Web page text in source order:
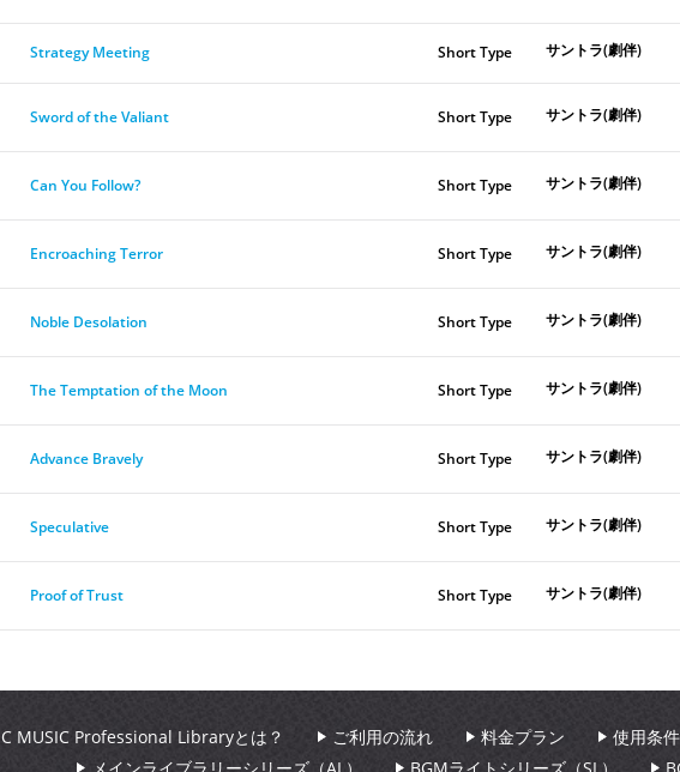
Strategy Meeting Short Type サントラ(劇伴)
Sword of the Valiant Short Type サントラ(劇伴)
Can You Follow? Short Type サントラ(劇伴)
Encroaching Terror Short Type サントラ(劇伴)
Noble Desolation Short Type サントラ(劇伴)
The Temptation of the Moon Short Type サントラ(劇伴)
Advance Bravely Short Type サントラ(劇伴)
Speculative Short Type サントラ(劇伴)
Proof of Trust Short Type サントラ(劇伴)
C MUSIC Professional Libraryとは？ ご利用の流れ 料金プラン 使用条件
メインライブラリーシリーズ（AL）
BGMライトシリーズ（SL）